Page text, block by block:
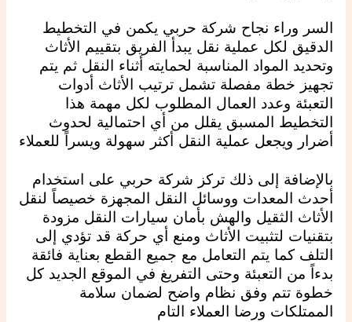
السر وراء نجاح شركة حربي يكمن في التخطيط
الدقيق لكل عملية نقل يبدأ الفريق بتقييم الأثاث
وتحديد المواد المناسبة لحمايته أثناء النقل ثم يتم
تجهيز خطة مفصلة تشمل ترتيب الأثاث أدوات
التعبئة وعدد العمال المطلوب لكل مهمة هذا
التخطيط المسبق يقلل من أي احتمالية لحدوث
أضرار ويجعل عملية النقل أكثر سهولة ويسراً للعملاء
بالإضافة إلى ذلك تركز شركة حربي على استخدام
أحدث المعدات ووسائل النقل المجهزة خصيصاً لنقل
الأثاث الثقيل والهش بأمان سيارات النقل مزودة
بتقنيات لتثبيت الأثاث ومنع أي حركة قد تؤدي إلى
التلف كما يتم التعامل مع جميع القطع بعناية فائقة
بدءاً من التعبئة وحتى التفريغ في الموقع الجديد كل
خطوة تتم وفق نظام واضح لضمان سلامة
الممتلكات ورضا العملاء التام